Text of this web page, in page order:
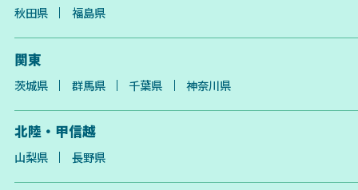
秋田県 福島県
関東
茨城県 群馬県 千葉県 神奈川県
北陸・甲信越
山梨県 長野県